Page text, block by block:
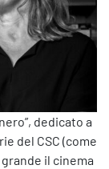
dedicato a
del CSC (come
il cinema